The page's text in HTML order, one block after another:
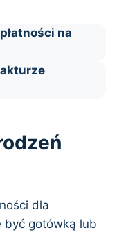
na
dla
być gotówką lub